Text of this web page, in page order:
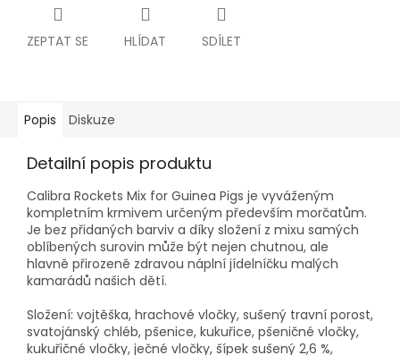
ZEPTAT SE HLÍDAT SDÍLET
Popis Diskuze
Detailní popis produktu
Calibra Rockets Mix for Guinea Pigs je vyváženým
kompletním krmivem určeným především morčatům.
Je bez přidaných barviv a díky složení z mixu samých
oblíbených surovin může být nejen chutnou, ale
hlavně přirozeně zdravou náplní jídelníčku malých
kamarádů našich dětí.
Složení: vojtěška, hrachové vločky, sušený travní porost,
svatojánský chléb, pšenice, kukuřice, pšeničné vločky,
kukuřičné vločky, ječné vločky, šípek sušený 2,6 %,